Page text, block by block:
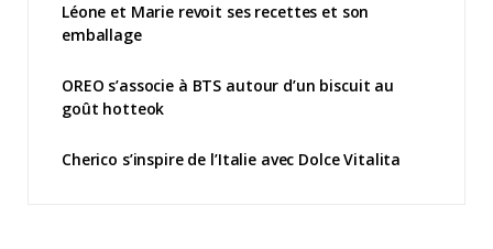
Léone et Marie revoit ses recettes et son
emballage
OREO s’associe à BTS autour d’un biscuit au
goût hotteok
Cherico s’inspire de l’Italie avec Dolce Vitalita